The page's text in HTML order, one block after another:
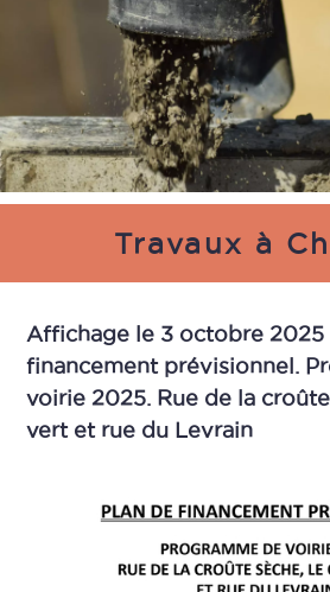
Travaux à
Affichage le 3 octobre 2025
financement prévisionnel.
voirie 2025. Rue de la
vert et rue du Levrain